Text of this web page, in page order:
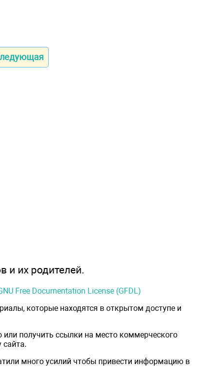
и их родителей.
Free Documentation License (GFDL)
которые находятся в открытом доступе и
получить ссылки на место коммерческого
сайта.
много усилий чтобы привести информацию в